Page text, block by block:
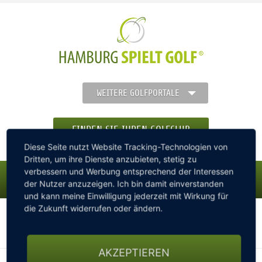
WEITERE GOLFPORTALE
FINDEN SIE IHREN GOLFCLUB
MENÜ
hamburg-spielt-golf.de
Golf News Reader
Diese Seite nutzt Website Tracking-Technologien von
Dritten, um ihre Dienste anzubieten, stetig zu
verbessern und Werbung entsprechend der Interessen
der Nutzer anzuzeigen. Ich bin damit einverstanden
und kann meine Einwilligung jederzeit mit Wirkung für
die Zukunft widerrufen oder ändern.
AKZEPTIEREN